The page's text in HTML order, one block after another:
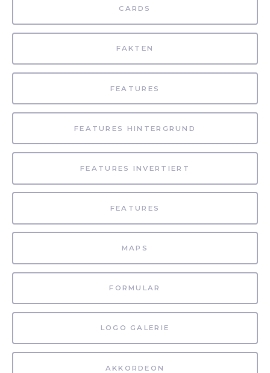
CARDS
FAKTEN
FEATURES
FEATURES HINTERGRUND
FEATURES INVERTIERT
FEATURES
MAPS
FORMULAR
LOGO GALERIE
AKKORDEON